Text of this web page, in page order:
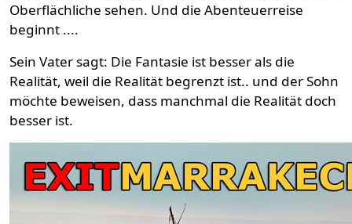
Oberflächliche sehen. Und die Abenteuerreise
beginnt ....
Sein Vater sagt: Die Fantasie ist besser als die
Realität, weil die Realität begrenzt ist.. und der Sohn
möchte beweisen, dass manchmal die Realität doch
besser ist.